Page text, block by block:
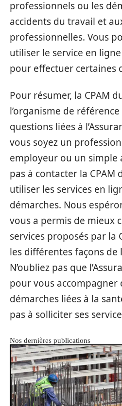
professionnels ou les
accidents du travail et
professionnelles. Vous
utiliser le service en
pour effectuer certaines
Pour résumer, la CPAM
l’organisme de
questions liées à
vous soyez un
employeur ou un simple
pas à contacter la CPAM
utiliser les services en
démarches. Nous
vous a permis de mieux
services proposés par la
les différentes façons de
N’oubliez pas que
pour vous accompagner
démarches liées à la
pas à solliciter ses
Nos dernières publications